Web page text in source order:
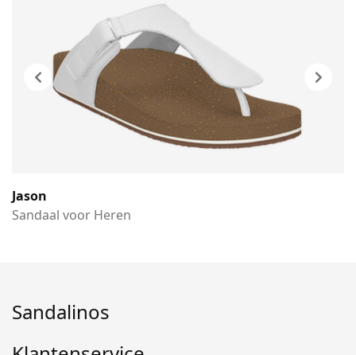
Jason
Sandaal voor Heren
Sandalinos